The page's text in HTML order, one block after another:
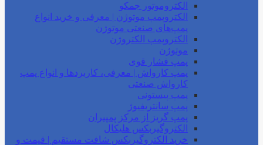
الکتروموتور جمکو
الکتروپمپ موتوژن | معرفی و خرید انواع
پمپ‌های صنعتی موتوژن
الکتروپمپ الکتروژن
موتوژن
پمپ فشار قوی
پمپ کارواش | معرفی، کاربردها و انواع پمپ
کارواش صنعتی
پمپ پیستونی
پمپ سانتریفیوژ
پمپ گریز از مرکز پمپیران
الکتروگیربکس هلیکال
خرید الکتروگیربکس شافت مستقیم | قیمت و